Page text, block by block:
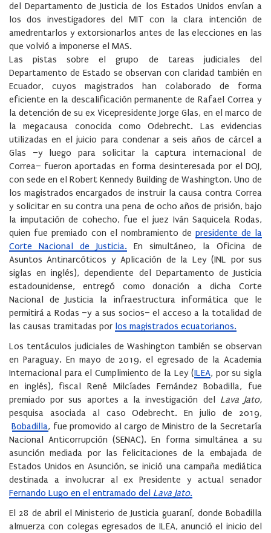
del Departamento de Justicia de los Estados Unidos envían a
los dos investigadores del MIT con la clara intención de
amedrentarlos y extorsionarlos antes de las elecciones en las
que volvió a imponerse el MAS.
Las pistas sobre el grupo de tareas judiciales del
Departamento de Estado se observan con claridad también en
Ecuador, cuyos magistrados han colaborado de forma
eficiente en la descalificación permanente de Rafael Correa y
la detención de su ex Vicepresidente Jorge Glas, en el marco de
la megacausa conocida como Odebrecht. Las evidencias
utilizadas en el juicio para condenar a seis años de cárcel a
Glas –y luego para solicitar la captura internacional de
Correa– fueron aportadas en forma desinteresada por el DOJ,
con sede en el Robert Kennedy Building de Washington. Uno de
los magistrados encargados de instruir la causa contra Correa
y solicitar en su contra una pena de ocho años de prisión, bajo
la imputación de cohecho, fue el juez Iván Saquicela Rodas,
quien fue premiado con el nombramiento de presidente de la
Corte Nacional de Justicia. En simultáneo, la Oficina de
Asuntos Antinarcóticos y Aplicación de la Ley (INL por sus
siglas en inglés), dependiente del Departamento de Justicia
estadounidense, entregó como donación a dicha Corte
Nacional de Justicia la infraestructura informática que le
permitirá a Rodas –y a sus socios– el acceso a la totalidad de
las causas tramitadas por los magistrados ecuatorianos.
Los tentáculos judiciales de Washington también se observan
en Paraguay. En mayo de 2019, el egresado de la Academia
Internacional para el Cumplimiento de la Ley (ILEA, por su sigla
en inglés), fiscal René Milcíades Fernández Bobadilla, fue
premiado por sus aportes a la investigación del Lava Jato,
pesquisa asociada al caso Odebrecht. En julio de 2019,
Bobadilla, fue promovido al cargo de Ministro de la Secretaría
Nacional Anticorrupción (SENAC). En forma simultánea a su
asunción mediada por las felicitaciones de la embajada de
Estados Unidos en Asunción, se inició una campaña mediática
destinada a involucrar al ex Presidente y actual senador
Fernando Lugo en el entramado del Lava Jato.
El 28 de abril el Ministerio de Justicia guaraní, donde Bobadilla
almuerza con colegas egresados de ILEA, anunció el inicio del